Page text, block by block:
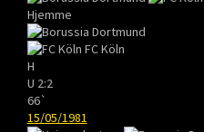
Hjemme
FC Köln
H
U 2:2
66`
15/05/1981